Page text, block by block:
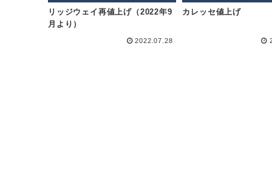
リッジウェイ再値上げ（2022年9
月より）
2022.07.28
カレッセ値上げ